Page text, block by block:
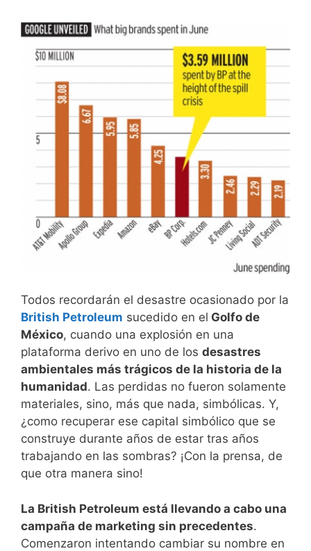
Todos recordarán el desastre ocasionado por la
British Petroleum sucedido en el Golfo de
México, cuando una explosión en una
plataforma derivo en uno de los desastres
ambientales más trágicos de la historia de la
humanidad. Las perdidas no fueron solamente
materiales, sino, más que nada, simbólicas. Y,
¿como recuperar ese capital simbólico que se
construye durante años de estar tras años
trabajando en las sombras? ¡Con la prensa, de
que otra manera sino!
La British Petroleum está llevando a cabo una
campaña de marketing sin precedentes.
Comenzaron intentando cambiar su nombre en